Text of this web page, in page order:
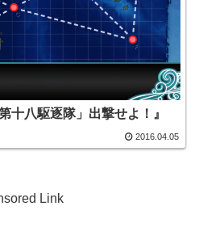
十八駆逐隊」出撃せよ！』
2016.04.05
Link